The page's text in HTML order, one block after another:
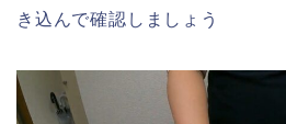
き込んで確認しましょう